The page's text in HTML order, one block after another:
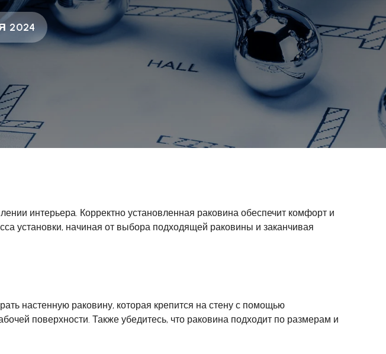
2024
интерьера. Корректно установленная раковина обеспечит комфорт и
установки, начиная от выбора подходящей раковины и заканчивая
настенную раковину, которая крепится на стену с помощью
поверхности. Также убедитесь, что раковина подходит по размерам и